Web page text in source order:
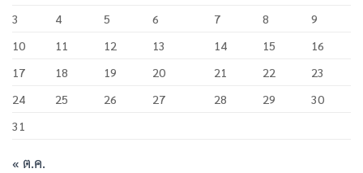
บางขุนเทียน
2-
บางขุนเทียน
3
4 5 6 7 8
9
10
11 12 13 14 15
16
17
18 19 20 21 22
23
24
25 26 27 28 29
30
31
« ต.ค.